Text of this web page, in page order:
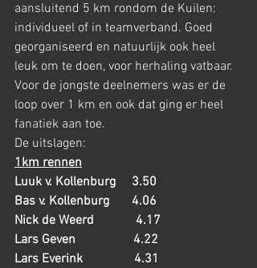
aansluitend 5 km rondom de Kuilen:
individueel of in teamverband. Goed
georganiseerd en natuurlijk ook heel
leuk om te doen, voor herhaling vatbaar.
Voor de jongste deelnemers was er de
loop over 1 km en ook dat ging er heel
fanatiek aan toe.
De uitslagen:
1km rennen
Luuk v. Kollenburg     3.50
Bas v. Kollenburg       4.06
Nick de Weerd             4.17
Lars Geven                  4.22
Lars Everink                4.31